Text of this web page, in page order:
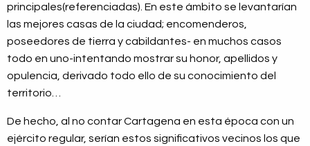
principales(referenciadas). En este ámbito se levantarían
las mejores casas de la ciudad; encomenderos,
poseedores de tierra y cabildantes- en muchos casos
todo en uno-intentando mostrar su honor, apellidos y
opulencia, derivado todo ello de su conocimiento del
territorio…
De hecho, al no contar Cartagena en esta época con un
ejército regular, serían estos significativos vecinos los que